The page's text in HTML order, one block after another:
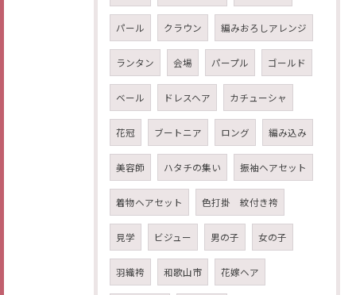
パール クラウン 編みおろしアレンジ
ランタン 会場 パープル ゴールド
ベール ドレスヘア カチューシャ
花冠 ブートニア ロング 編み込み
美容師 ハタチの集い 振袖ヘアセット
着物ヘアセット 色打掛 紋付き袴
見学 ビジュー 男の子 女の子
羽織袴 和歌山市 花嫁ヘア